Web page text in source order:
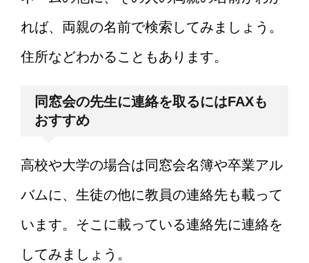
れば、両親の名前で検索してみましょう。
住所などわかることもあります。
同窓会の先生に連絡を取るにはFAXも
おすすめ
高校や大学の場合は同窓会名簿や卒業アル
バムに、生徒の他に教員の連絡先も載って
います。そこに載っている連絡先に連絡を
してみましょう。